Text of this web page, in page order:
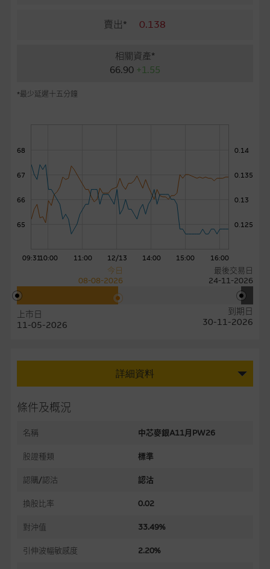
賣出* 0.138
相關資產*
66.90 +1.55
*最少延遲十五分鐘
09:3110:00 11:00 12/13 14:00 15:00 16:00
0.125
0.13
0.135
0.14
65
66
67
68
上市日
11-05-2026
今日
08-08-2026
最後交易日
24-11-2026
到期日
30-11-2026
詳細資料
條件及概況
名稱 中芯麥銀A11月PW26
股證種類 標準
認購/認沽 認沽
換股比率 0.02
對沖值 33.49%
引伸波幅敏感度 2.20%